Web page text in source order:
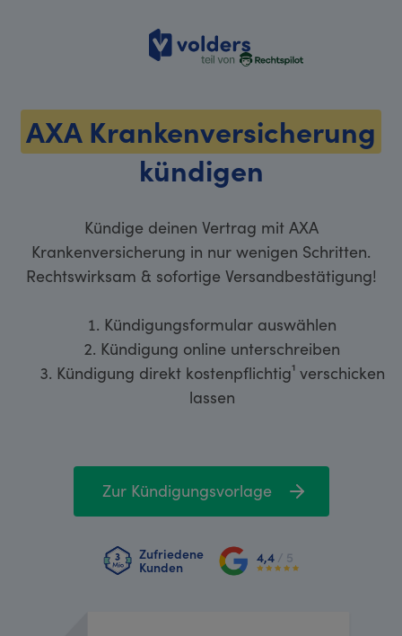
volders
AXA Krankenversicherung
kündigen
Kündige deinen Vertrag mit AXA
Krankenversicherung in nur wenigen Schritten.
Rechtswirksam & sofortige Versandbestätigung!
Kündigungsformular auswählen
Kündigung online unterschreiben
Kündigung direkt kostenpflichtig¹ verschicken
lassen
Zur Kündigungsvorlage
Zufriedene
Kunden
4,4 / 5